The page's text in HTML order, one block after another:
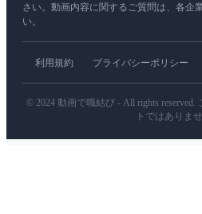
さい。動画内容に関するご質問は、各企
い。
利用規約 プライバシーポリシー
© 2024 動画で職結び - All rights
トではありませ